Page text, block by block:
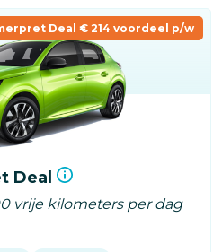
Deal € 214 voordeel p/w
Deal
vrije kilometers per dag